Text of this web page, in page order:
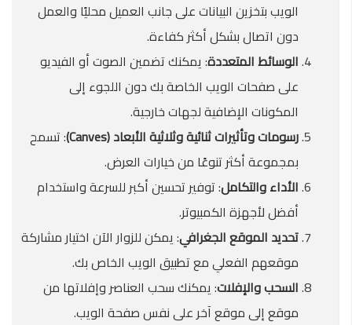
الويب بتخزين البيانات على جانب العميل محليًا والعمل
دون اتصال بشكل أكثر كفاءة.
الوسائط المتعددة: يمكنك تضمين الصوت أو الفيديو
على صفحات الويب الخاصة بك دون اللجوء إلى
المكونات الإضافية لجهات خارجية.
رسومات وتأثيرات ثنائية وثلاثية الأبعاد (Canves
): تسمح
بمجموعة أكثر تنوعًا من خيارات العرض.
الأداء والتكامل: توفير تحسين أكبر للسرعة واستخدام
أفضل لأجهزة الكمبيوتر.
تحديد الموقع الجغرافي: يمكن للزوار الآن اختيار مشاركة
موقعهم الفعلي مع تطبيق الويب الخاص بك.
السحب والإفلات: يمكنك سحب العناصر وإفلاتها من
موقع إلى موقع آخر على نفس صفحة الويب.